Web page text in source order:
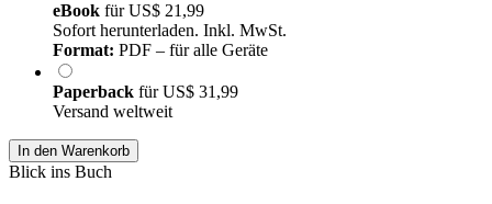
eBook fürUS$ 21,99
Sofort herunterladen. Inkl. MwSt.
Format: PDF – für alle Geräte
Paperback fürUS$ 31,99
Versand weltweit
In den Warenkorb
Blick ins Buch